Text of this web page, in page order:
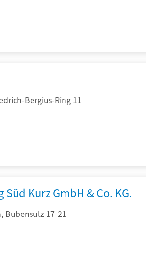
Bergius-Ring 11
Kurz GmbH & Co. KG.
Bubensulz 17-21